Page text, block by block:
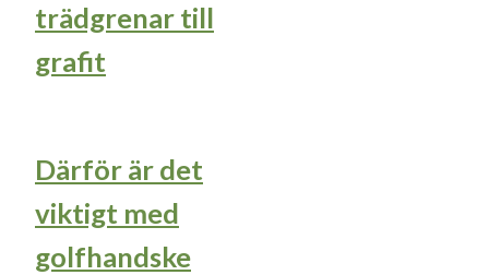
trädgrenar till
grafit
Därför är det
viktigt med
golfhandske